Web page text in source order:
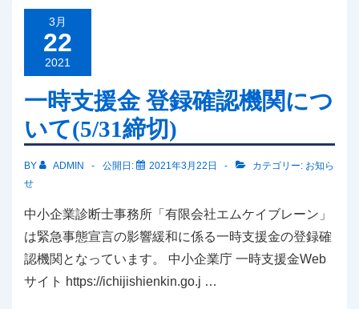
助
に
つ
て
3月
22
2021
一時支援金 登録確認機関につ
いて(5/31締切)
BY ADMIN 公開日: 2021年3月22日 カテゴリー: お知ら
せ
中小企業診断士事務所「有限会社エムケイブレーン」
は緊急事態宣言の影響緩和に係る一時支援金の登録確
認機関となっています。 中小企業庁 一時支援金Web
サイト https://ichijishienkin.go.j …